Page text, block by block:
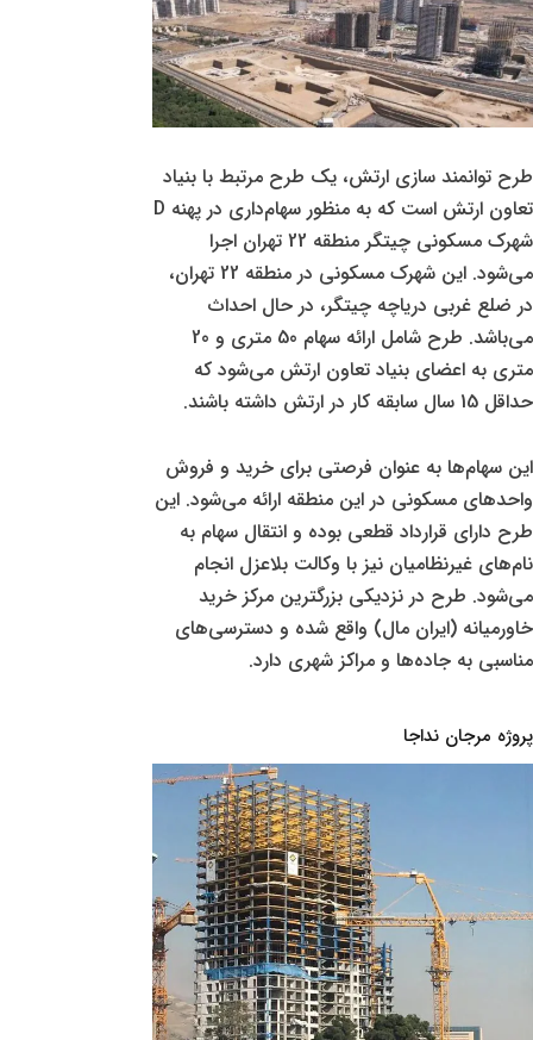
طرح توانمند سازی ارتش، یک طرح مرتبط با بنیاد
تعاون ارتش است که به منظور سهام‌داری در پهنه D
شهرک مسکونی چیتگر منطقه 22 تهران اجرا
می‌شود. این شهرک مسکونی در منطقه 22 تهران،
در ضلع غربی دریاچه چیتگر، در حال احداث
می‌باشد. طرح شامل ارائه سهام 50 متری و 20
متری به اعضای بنیاد تعاون ارتش می‌شود که
حداقل 15 سال سابقه کار در ارتش داشته باشند.
این سهام‌ها به عنوان فرصتی برای خرید و فروش
واحدهای مسکونی در این منطقه ارائه می‌شود. این
طرح دارای قرارداد قطعی بوده و انتقال سهام به
نام‌های غیرنظامیان نیز با وکالت بلاعزل انجام
می‌شود. طرح در نزدیکی بزرگترین مرکز خرید
خاورمیانه (ایران مال) واقع شده و دسترسی‌های
مناسبی به جاده‌ها و مراکز شهری دارد.
پروژه مرجان نداجا